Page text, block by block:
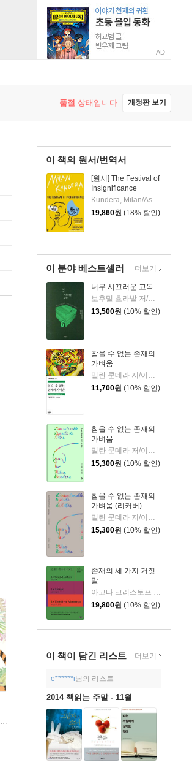
AD
품절 상태입니다. 개정판 보기
이 책의 원서/번역서
[원서] The Festival of
Insignificance
Kundera, Milan/Asher, Linda(TRN)
19,860원 (18% 할인)
이 분야 베스트셀러
너무 시끄러운 고독
보후밀 흐라발 저/이창실 역
13,500원 (10% 할인)
참을 수 없는 존재의
가벼움
11,700원 (10% 할인)
참을 수 없는 존재의
가벼움
밀란 쿤데라 저/이재룡 역
15,300원 (10% 할인)
참을 수 없는 존재의
가벼움 (리커버)
15,300원 (10% 할인)
존재의 세 가지 거짓
말
아고타 크리스토프 저/용경식 역
19,800원 (10% 할인)
더보기
이 책이 담긴 리스트 더보기
e******i님의 리스트
2014 책읽는 주말 - 11월